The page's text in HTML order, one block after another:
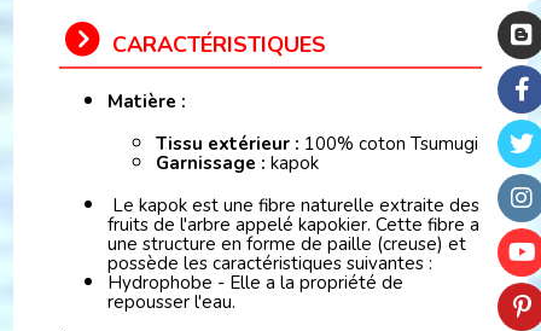
CARACTÉRISTIQUES
Matière :
Tissu extérieur : 100% coton Tsumugi
Garnissage : kapok
Le kapok est une fibre naturelle extraite des
fruits de l'arbre appelé kapokier. Cette fibre a
une structure en forme de paille (creuse) et
possède les caractéristiques suivantes :
Hydrophobe - Elle a la propriété de
repousser l'eau.